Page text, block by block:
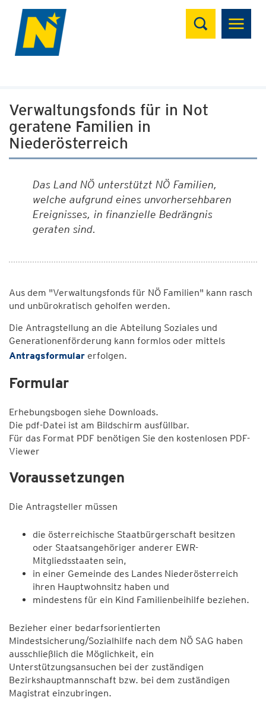
Suchen
Verwaltungsfonds für in Not
geratene Familien in
Niederösterreich
Das Land NÖ unterstützt NÖ Familien,
welche aufgrund eines unvorhersehbaren
Ereignisses, in finanzielle Bedrängnis
geraten sind.
Aus dem "Verwaltungsfonds für NÖ Familien" kann rasch
und unbürokratisch geholfen werden.
Die Antragstellung an die Abteilung Soziales und
Generationenförderung kann formlos oder mittels
Antragsformular erfolgen.
Formular
Erhebungsbogen siehe Downloads.
Die pdf-Datei ist am Bildschirm ausfüllbar.
Für das Format PDF benötigen Sie den kostenlosen PDF-
Viewer
Voraussetzungen
Die Antragsteller müssen
die österreichische Staatbürgerschaft besitzen
oder Staatsangehöriger anderer EWR-
Mitgliedsstaaten sein,
in einer Gemeinde des Landes Niederösterreich
ihren Hauptwohnsitz haben und
mindestens für ein Kind Familienbeihilfe beziehen.
Bezieher einer bedarfsorientierten
Mindestsicherung/Sozialhilfe nach dem NÖ SAG haben
ausschließlich die Möglichkeit, ein
Unterstützungsansuchen bei der zuständigen
Bezirkshauptmannschaft bzw. bei dem zuständigen
Magistrat einzubringen.